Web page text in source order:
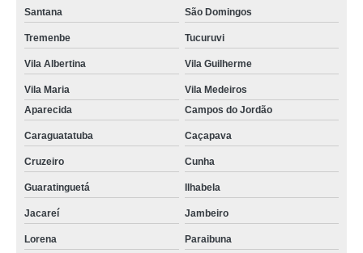
Santana São Domingos
Tremenbe Tucuruvi
Vila Albertina Vila Guilherme
Vila Maria
Vila Medeiros
Aparecida
Campos do Jordão
Caraguatatuba Caçapava
Cruzeiro Cunha
Guaratinguetá Ilhabela
Jacareí Jambeiro
Lorena Paraibuna